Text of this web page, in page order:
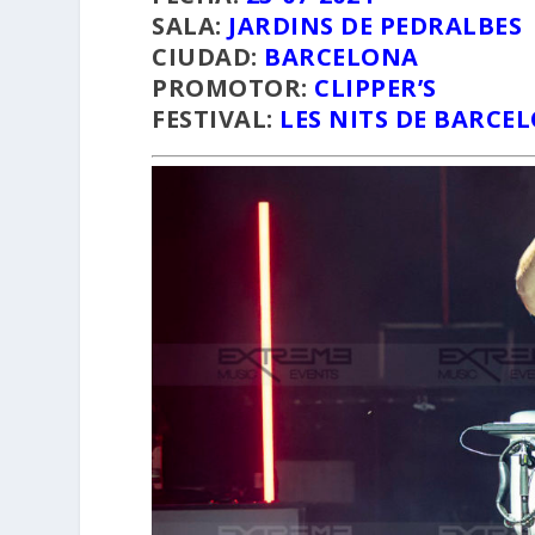
SALA: JARDINS DE PEDRALBES
CIUDAD: BARCELONA
PROMOTOR: CLIPPER’S
FESTIVAL: LES NITS DE